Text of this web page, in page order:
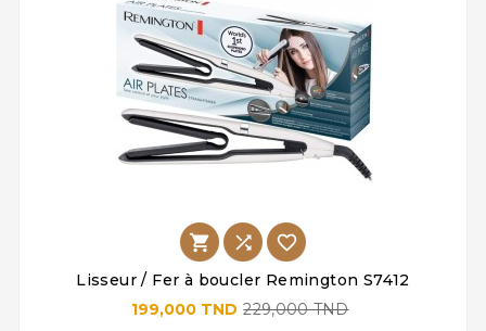
  
Lisseur / Fer à boucler Remington S7412
199,000 TND 229,000 TND